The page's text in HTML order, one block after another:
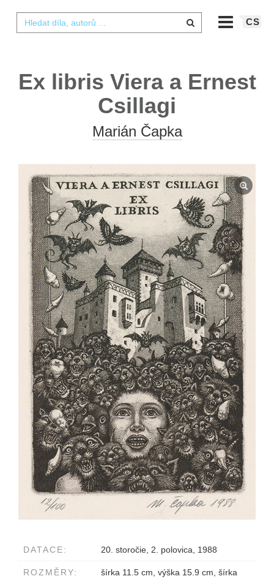
CS
Ex libris Viera a Ernest
Csillagi
Marián Čapka
DATACE: 20. storočie, 2. polovica, 1988
ROZMĚRY:
šírka 11.5 cm, výška 15.9 cm, šírka